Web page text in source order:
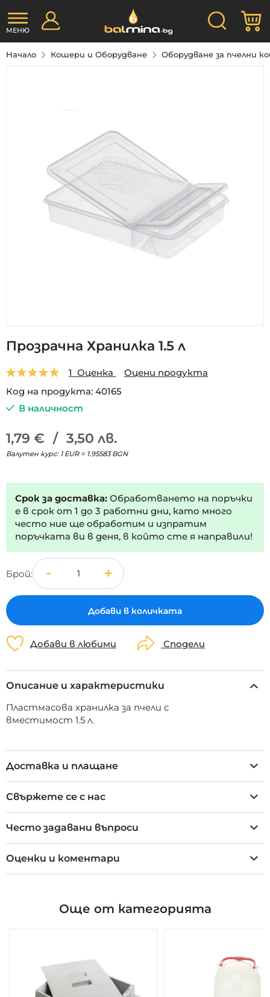
към
съдържанието
Търсене
МЕНЮ
Начало Кошери и Оборудване Оборудване за пчелни
към
на
галерия
със
снимки
Прозрачна Хранилка 1.5 л
Оценка:
1 Оценка
Оцени продукта
Код на продукта 40165
В наличност
1,79 € / 3,50 лв.
Валутен курс: 1 EUR = 1.95583 BGN
Срок за доставка: Обработването на поръчки
е в срок от 1 до 3 работни дни, като много
често ние ще обработим и изпратим
поръчката ви в деня, в който сте я направили!
Брой
Добави в количката
Добави в любими Сподели
Описание и характеристики
Пластмасова хранилка за пчели с
вместимост 1.5 л.
Доставка и плащане
Свържете се с нас
Често задавани въпроси
Оценки и коментари
Още от категорията